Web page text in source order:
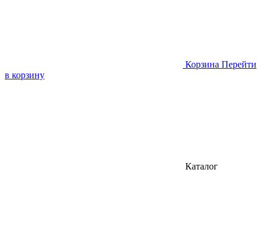
Корзина Перейти
в корзину
Каталог